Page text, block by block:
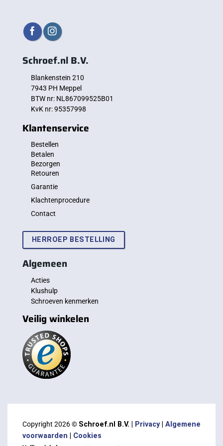
Schroef.nl B.V.
Blankenstein 210
7943 PH Meppel
BTW nr: NL867099525B01
KvK nr: 95357998
Klantenservice
Bestellen
Betalen
Bezorgen
Retouren
Garantie
Klachtenprocedure
Contact
HERROEP BESTELLING
Algemeen
Acties
Klushulp
Schroeven kenmerken
Veilig winkelen
Copyright 2026 © Schroef.nl B.V. | Privacy| Algemene
voorwaarden
Cookies